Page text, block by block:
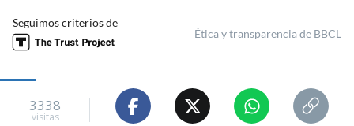
Seguimos criterios de
Ética y transparencia de BBCL
3338
visitas